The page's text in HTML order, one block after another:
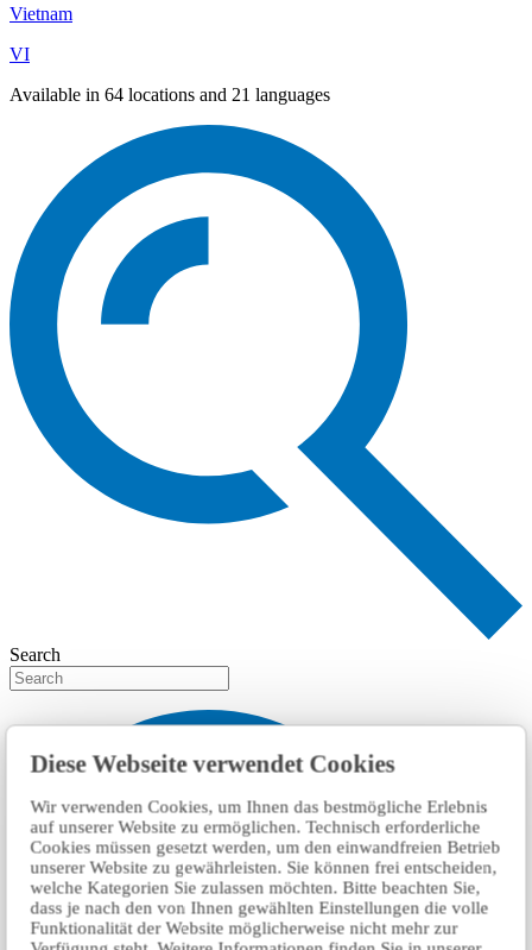
Diese Webseite verwendet Cookies
Wir verwenden Cookies, um Ihnen das bestmögliche Erlebnis
auf unserer Website zu ermöglichen. Technisch erforderliche
Cookies müssen gesetzt werden, um den einwandfreien Betrieb
unserer Website zu gewährleisten. Sie können frei entscheiden,
welche Kategorien Sie zulassen möchten. Bitte beachten Sie,
dass je nach den von Ihnen gewählten Einstellungen die volle
Funktionalität der Website möglicherweise nicht mehr zur
Vietnam
VI
Available in 64 locations and 21 languages
Search